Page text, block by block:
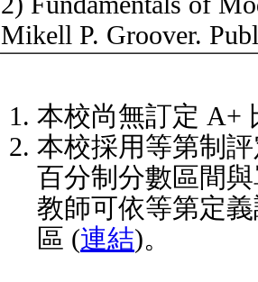
Mikell P. Groover.
本校尚無訂定 A+
本校採用等第制
百分制分數區間
教師可依等第定
區 (連結)。